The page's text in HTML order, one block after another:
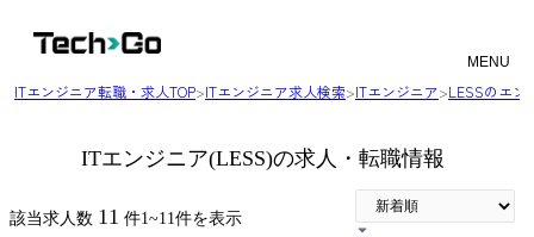
MENU
ITエンジニア転職・求人TOP>ITエンジニア求人検索>ITエンジニア>LESSのエン
ITエンジニア(LESS)の求人・転職情報
該当求人数 11 件1~11件を表示